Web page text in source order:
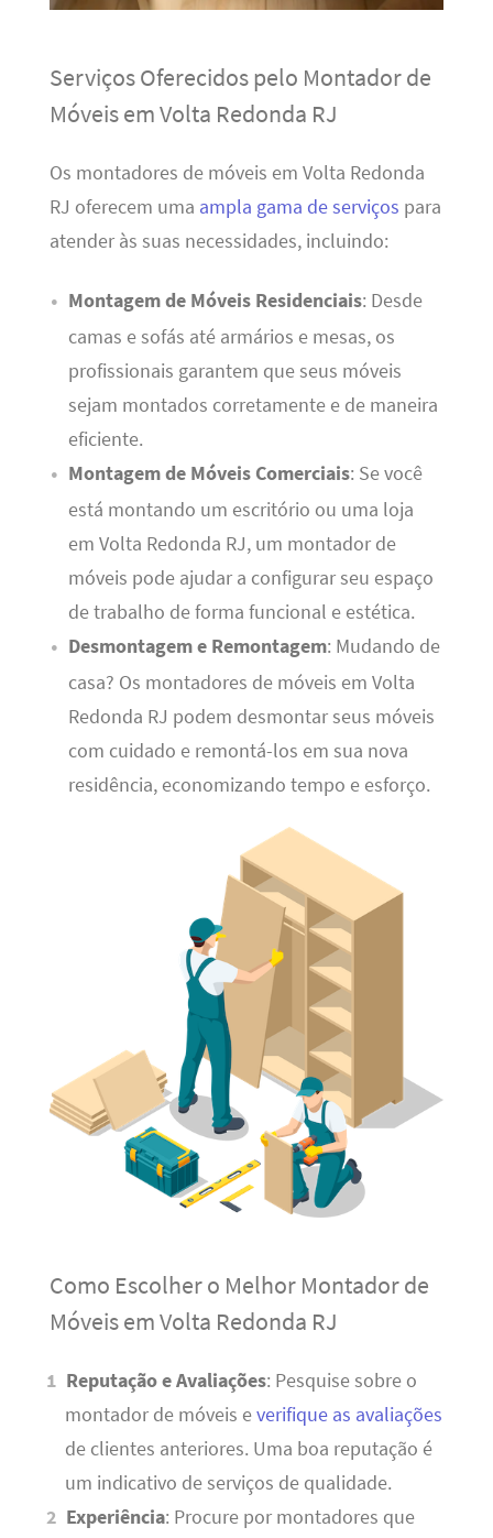
Serviços Oferecidos pelo Montador de
Móveis em Volta Redonda RJ
Os montadores de móveis em Volta Redonda
RJ oferecem uma ampla gama de serviços para
atender às suas necessidades, incluindo:
Montagem de Móveis Residenciais: Desde
camas e sofás até armários e mesas, os
profissionais garantem que seus móveis
sejam montados corretamente e de maneira
eficiente.
Montagem de Móveis Comerciais: Se você
está montando um escritório ou uma loja
em Volta Redonda RJ, um montador de
móveis pode ajudar a configurar seu espaço
de trabalho de forma funcional e estética.
Desmontagem e Remontagem: Mudando de
casa? Os montadores de móveis em Volta
Redonda RJ podem desmontar seus móveis
com cuidado e remontá-los em sua nova
residência, economizando tempo e esforço.
Como Escolher o Melhor Montador de
Móveis em Volta Redonda RJ
Reputação e Avaliações: Pesquise sobre o
montador de móveis everifique as avaliações
de clientes anteriores. Uma boa reputação é
um indicativo de serviços de qualidade.
Experiência: Procure por montadores que